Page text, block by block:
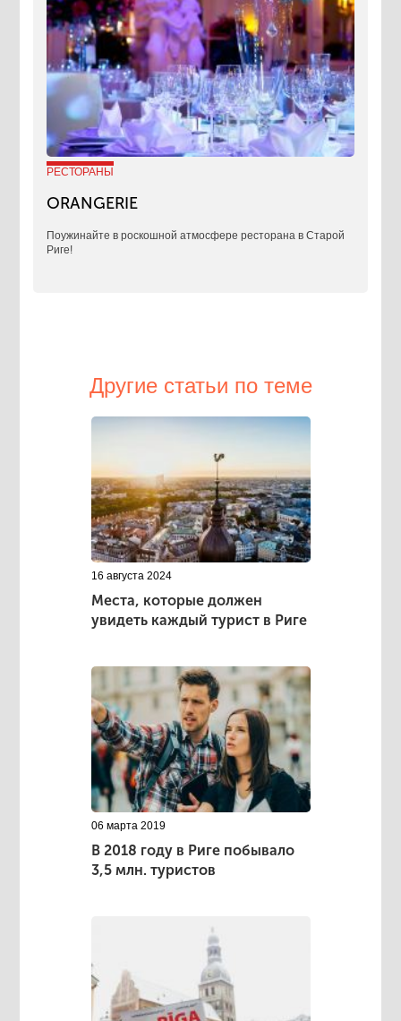
РЕСТОРАНЫ
ORANGERIE
Поужинайте в роскошной атмосфере ресторана в Старой
Риге!
Другие статьи по теме
16 августа 2024
Места, которые должен
увидеть каждый турист в Риге
06 марта 2019
В 2018 году в Риге побывало
3,5 млн. туристов